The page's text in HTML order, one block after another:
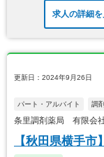
求人の詳細を
更新日：2024年9月26日
パート・アルバイト 調
条里調剤薬局 有限会
【秋田県横手